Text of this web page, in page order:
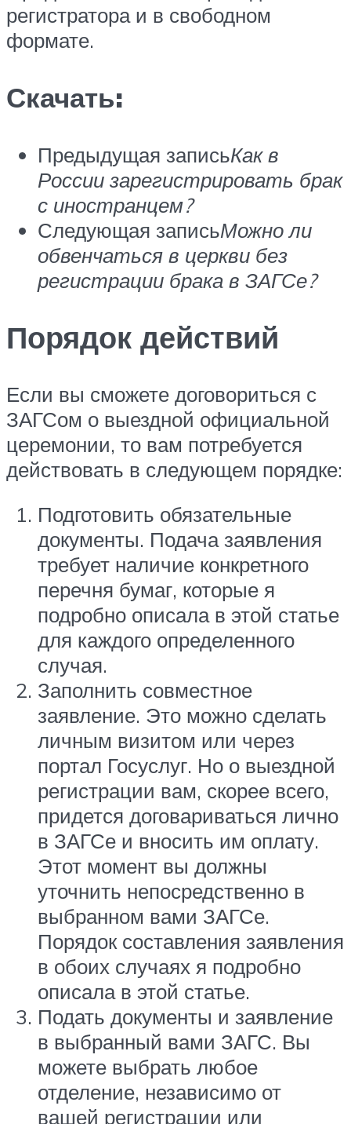
регистратора и в свободном
формате.
Скачать:
Предыдущая записьКак в
России зарегистрировать брак
с иностранцем?
Следующая записьМожно ли
обвенчаться в церкви без
регистрации брака в ЗАГСе?
Порядок действий
Если вы сможете договориться с
ЗАГСом о выездной официальной
церемонии, то вам потребуется
действовать в следующем порядке:
Подготовить обязательные
документы. Подача заявления
требует наличие конкретного
перечня бумаг, которые я
подробно описала в этой статье
для каждого определенного
случая.
Заполнить совместное
заявление. Это можно сделать
личным визитом или через
портал Госуслуг. Но о выездной
регистрации вам, скорее всего,
придется договариваться лично
в ЗАГСе и вносить им оплату.
Этот момент вы должны
уточнить непосредственно в
выбранном вами ЗАГСе.
Порядок составления заявления
в обоих случаях я подробно
описала в этой статье.
Подать документы и заявление
в выбранный вами ЗАГС. Вы
можете выбрать любое
отделение, независимо от
вашей регистрации или